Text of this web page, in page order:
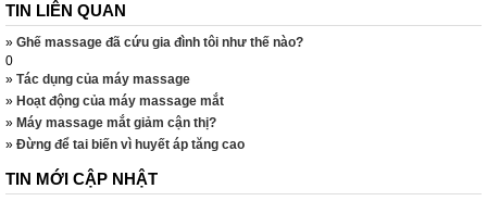
TIN LIÊN QUAN
» Ghế massage đã cứu gia đình tôi như thế nào?
0
» Tác dụng của máy massage
» Hoạt động của máy massage mắt
» Máy massage mắt giảm cận thị?
» Đừng để tai biến vì huyết áp tăng cao
TIN MỚI CẬP NHẬT